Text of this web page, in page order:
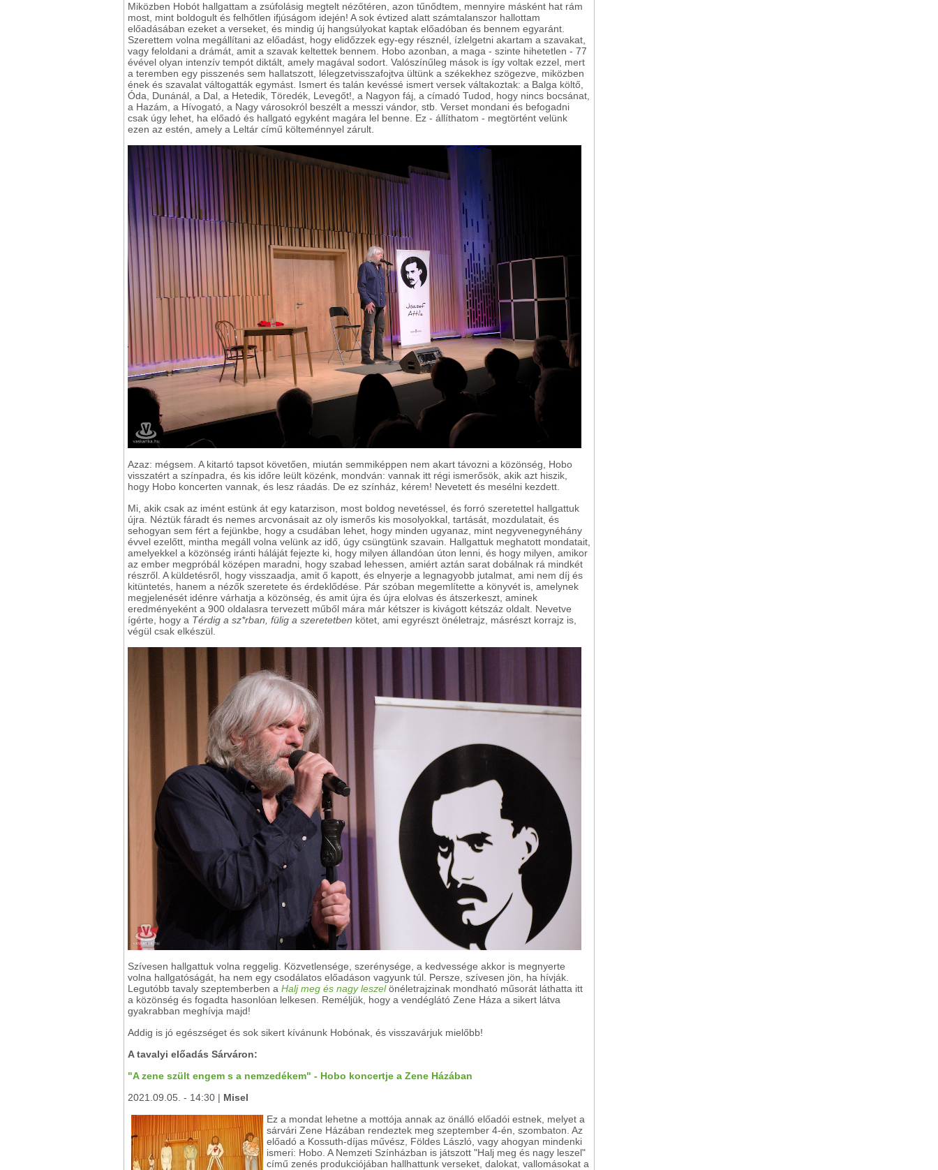
Miközben Hobót hallgattam a zsúfolásig megtelt nézőtéren, azon tűnődtem, mennyire másként hat rám
most, mint boldogult és felhőtlen ifjúságom idején! A sok évtized alatt számtalanszor hallottam
előadásában ezeket a verseket, és mindig új hangsúlyokat kaptak előadóban és bennem egyaránt.
Szerettem volna megállítani az előadást, hogy elidőzzek egy-egy résznél, ízlelgetni akartam a szavakat,
vagy feloldani a drámát, amit a szavak keltettek bennem. Hobo azonban, a maga - szinte hihetetlen - 77
évével olyan intenzív tempót diktált, amely magával sodort. Valószínűleg mások is így voltak ezzel, mert
a teremben egy pisszenés sem hallatszott, lélegzetvisszafojtva ültünk a székekhez szögezve, miközben
ének és szavalat váltogatták egymást. Ismert és talán kevéssé ismert versek váltakoztak: a Balga költő,
Óda, Dunánál, a Dal, a Hetedik, Töredék, Levegőt!, a Nagyon fáj, a címadó Tudod, hogy nincs bocsánat,
a Hazám, a Hívogató, a Nagy városokról beszélt a messzi vándor, stb. Verset mondani és befogadni
csak úgy lehet, ha előadó és hallgató egyként magára lel benne. Ez - állíthatom - megtörtént velünk
ezen az estén, amely a Leltár című költeménnyel zárult.
Azaz: mégsem. A kitartó tapsot követően, miután semmiképpen nem akart távozni a közönség, Hobo
visszatért a színpadra, és kis időre leült közénk, mondván: vannak itt régi ismerősök, akik azt hiszik,
hogy Hobo koncerten vannak, és lesz ráadás. De ez színház, kérem! Nevetett és mesélni kezdett.
Mi, akik csak az imént estünk át egy katarzison, most boldog nevetéssel, és forró szeretettel hallgattuk
újra. Néztük fáradt és nemes arcvonásait az oly ismerős kis mosolyokkal, tartását, mozdulatait, és
sehogyan sem fért a fejünkbe, hogy a csudában lehet, hogy minden ugyanaz, mint negyvenegynéhány
évvel ezelőtt, mintha megáll volna velünk az idő, úgy csüngtünk szavain. Hallgattuk meghatott mondatait,
amelyekkel a közönség iránti háláját fejezte ki, hogy milyen állandóan úton lenni, és hogy milyen, amikor
az ember megpróbál középen maradni, hogy szabad lehessen, amiért aztán sarat dobálnak rá mindkét
részről. A küldetésről, hogy visszaadja, amit ő kapott, és elnyerje a legnagyobb jutalmat, ami nem díj és
kitüntetés, hanem a nézők szeretete és érdeklődése. Pár szóban megemlítette a könyvét is, amelynek
megjelenését idénre várhatja a közönség, és amit újra és újra elolvas és átszerkeszt, aminek
eredményeként a 900 oldalasra tervezett műből mára már kétszer is kivágott kétszáz oldalt. Nevetve
ígérte, hogy a Térdig a sz*rban, fülig a szeretetben kötet, ami egyrészt önéletrajz, másrészt korrajz is,
végül csak elkészül.
Szívesen hallgattuk volna reggelig. Közvetlensége, szerénysége, a kedvessége akkor is megnyerte
volna hallgatóságát, ha nem egy csodálatos előadáson vagyunk túl. Persze, szívesen jön, ha hívják.
Legutóbb tavaly szeptemberben a Halj meg és nagy leszel önéletrajzinak mondható műsorát láthatta itt
a közönség és fogadta hasonlóan lelkesen. Reméljük, hogy a vendéglátó Zene Háza a sikert látva
gyakrabban meghívja majd!
Addig is jó egészséget és sok sikert kívánunk Hobónak, és visszavárjuk mielőbb!
A tavalyi előadás Sárváron:
"A zene szült engem s a nemzedékem" - Hobo koncertje a Zene Házában
2021.09.05. - 14:30 | Misel
Ez a mondat lehetne a mottója annak az önálló előadói estnek, melyet a
sárvári Zene Házában rendeztek meg szeptember 4-én, szombaton. Az
előadó a Kossuth-díjas művész, Földes László, vagy ahogyan mindenki
ismeri: Hobo. A Nemzeti Színházban is játszott "Halj meg és nagy leszel"
című zenés produkciójában hallhattunk verseket, dalokat, vallomásokat a